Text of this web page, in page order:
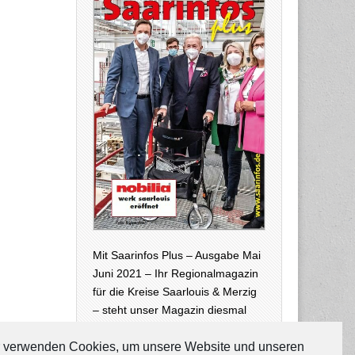
Mit Saarinfos Plus – Ausgabe Mai
Juni 2021 – Ihr Regionalmagazin
für die Kreise Saarlouis & Merzig
– steht unser Magazin diesmal
neben der Print-Ausgabe, die zur
verwenden Cookies, um unsere Website und unseren